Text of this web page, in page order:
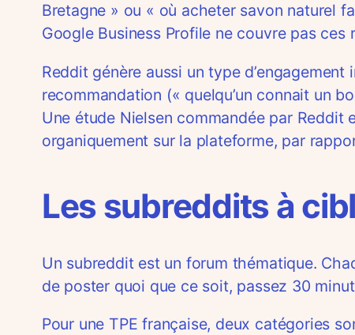
Bretagne » ou « où acheter savon naturel
Google Business Profile ne couvre pas ces
Reddit génère aussi un type
recommandation (« quelqu’un connait un
Une étude Nielsen commandée par Reddit
organiquement sur la plateforme, par
Les subreddits à
Un subreddit est un forum thématique.
de poster quoi que ce soit, passez 30
Pour une TPE française, deux catégories